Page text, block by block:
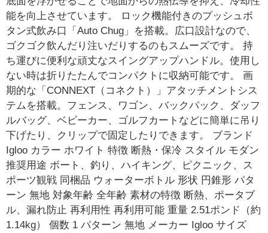
能を向上させています。 ロック機能付きのプッシュボ
タン式飲み口「Auto Chug」を搭載。広口設計なので、
ゴクゴク飲んだり注いだりするのもスムーズです。 持
ち運びに便利な頑丈なスイングアップハンドル。使用し
ない時は折りたたんでコンパクトに収納可能です。 画
期的な「CONNEXT（コネクト）」アタッチメントシス
テムを搭載。フェンス、ワゴン、バックパック、ダッフ
ルバッグ、ベビーカー、ゴルフカートなどに簡単に吊り
下げたり、クリップで固定したりできます。 ブランド
Igloo カラー ホワイト 特徴 断熱・保冷 スタイル モダン
推奨用途 ボート、釣り、ハイキング、ピクニック、ス
ポーツ観戦 同梱品 ウォーターボトル 形状 円錐形 パタ
ーン 無地 対象年齢 全年齢 素材の特徴 断熱、ポータブ
ル、漏れ防止 再利用性 再利用可能 重量 2.51ポンド（約
1.14kg） 個数 1 パターン 無地 メーカー Igloo サイズ